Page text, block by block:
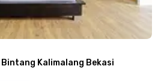
Kalimalang Bekasi